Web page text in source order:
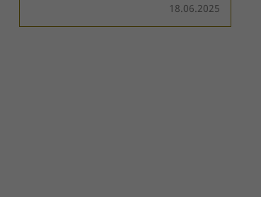
18.06.2025